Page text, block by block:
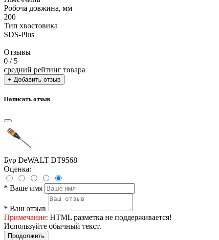
Робоча довжина, мм
200
Тип хвостовика
SDS-Plus
Отзывы
0 / 5
средний рейтинг товара
+ Добавить отзыв
Написать отзыв
Бур DeWALT DT9568
Оценка:
* Ваше имя
* Ваш отзыв
Примечание: HTML разметка не поддерживается!
Используйте обычный текст.
Продолжить